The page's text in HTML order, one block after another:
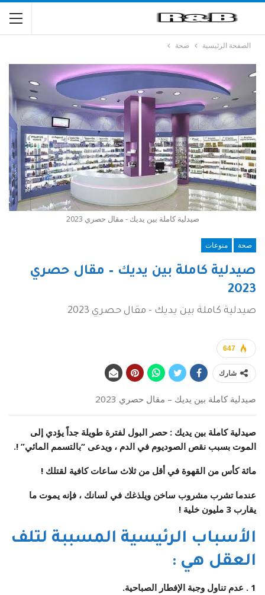
الصفحة الرئيسية صحة
صيدلية كاملة بين يديك - مقال حصري 2023
صحة منوعات
صيدلية كاملة بين يديك – مقال حصري
2023
صيدلية كاملة بين يديك - مقال حصري 2023
647
شارك
صيدلية كاملة بين يديك – مقال حصري 2023
صيدلية كاملة بين يديك : حصر البول لفترة طويلة جداً يؤدي إلى
الموت بسبب نقص الصوديوم في الدم ، ويدعى “بالتسمم المائي” !.
مائة كأس من القهوة في أقل من ثلاث ساعات كافية لقتلك !
عندما تشرب مشروب ساخن ويلذغك في لسانك ، فإنه يموت ما
يقارب 3 مليون خلية !
الأسباب الرئيسية المسببة لتلف
العقل هي :
1 . عدم تناول وجبة الإفطار الصباحية.